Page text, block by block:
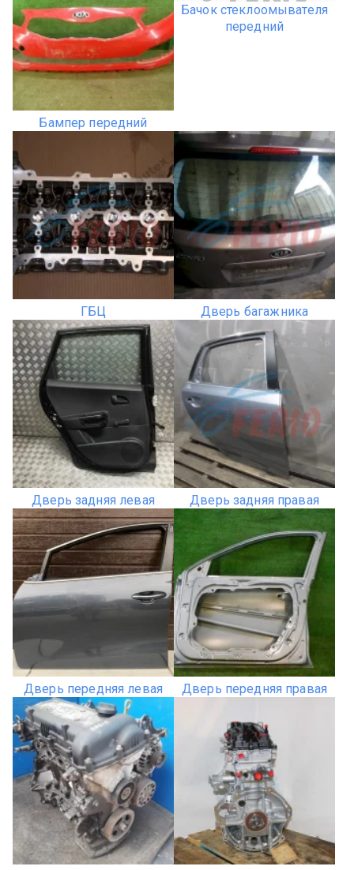
Бампер передний
Бачок стеклоомывателя
передний
ГБЦ Дверь багажника
Дверь задняя левая Дверь задняя правая
Дверь передняя левая Дверь передняя правая